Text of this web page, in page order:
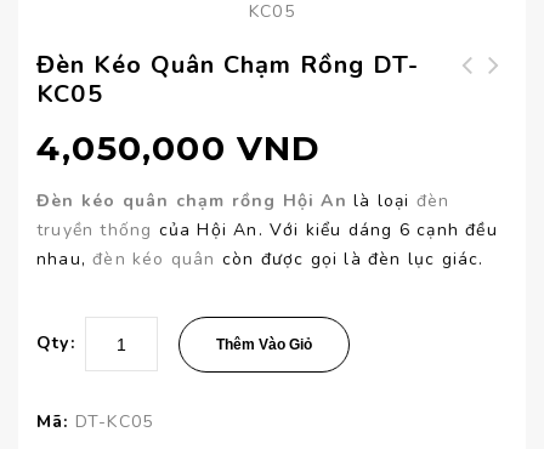
Đèn Kéo Quân Chạm Rồng DT-
KC05
4,050,000 VND
Đèn kéo quân chạm rồng Hội An là loại đèn
truyền thống của Hội An. Với kiểu dáng 6 cạnh đều
nhau,đèn kéo quân còn được gọi là đèn lục giác.
Qty: Thêm Vào Giỏ
Mã: DT-KC05